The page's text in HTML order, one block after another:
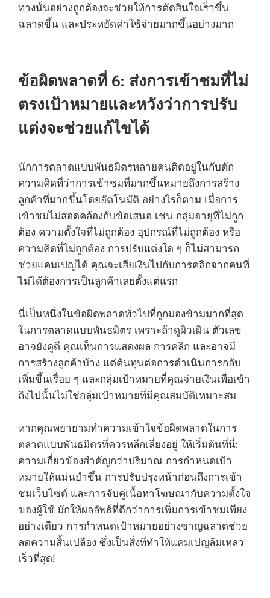
ทางนั้นอย่างถูกต้องจะช่วยให้การตัดสินใจเร็วขึ้น
ฉลาดขึ้น และประหยัดค่าใช้จ่ายมากขึ้นอย่างมาก
ข้อผิดพลาดที่ 6: ส่งการเข้าชมที่ไม่
ตรงเป้าหมายและหวังว่าการปรับ
แต่งจะช่วยแก้ไขได้
นักการตลาดแบบพันธมิตรหลายคนติดอยู่ในกับดัก
ความคิดที่ว่าการเข้าชมที่มากขึ้นหมายถึงการสร้าง
ลูกค้าที่มากขึ้นโดยอัตโนมัติ อย่างไรก็ตาม เมื่อการ
เข้าชมไม่สอดคล้องกับข้อเสนอ เช่น กลุ่มอายุที่ไม่ถูก
ต้อง ความตั้งใจที่ไม่ถูกต้อง อุปกรณ์ที่ไม่ถูกต้อง หรือ
ความคิดที่ไม่ถูกต้อง การปรับแต่งใด ๆ ก็ไม่สามารถ
ช่วยแคมเปญได้ คุณจะเสียเงินไปกับการคลิกจากคนที่
ไม่ได้ต้องการเป็นลูกค้าเลยตั้งแต่แรก
นี่เป็นหนึ่งในข้อผิดพลาดทั่วไปที่ถูกมองข้ามมากที่สุด
ในการตลาดแบบพันธมิตร เพราะถ้าดูผิวเผิน ตัวเลข
อาจยังดูดี คุณเห็นการแสดงผล การคลิก และอาจมี
การสร้างลูกค้าบ้าง แต่ต้นทุนต่อการดำเนินการกลับ
เพิ่มขึ้นเรื่อย ๆ และกลุ่มเป้าหมายที่คุณจ่ายเงินเพื่อเข้า
ถึงไปนั้นไม่ใช่กลุ่มเป้าหมายที่มีคุณสมบัติเหมาะสม
หากคุณพยายามทำความเข้าใจข้อผิดพลาดในการ
ตลาดแบบพันธมิตรที่ควรหลีกเลี่ยงอยู่ ให้เริ่มต้นที่นี่:
ความเกี่ยวข้องสำคัญกว่าปริมาณ การกำหนดเป้า
หมายให้แม่นยำขึ้น การปรับปรุงหน้าก่อนถึงการเข้า
ชมเว็บไซต์ และการจับคู่เนื้อหาโฆษณากับความตั้งใจ
ของผู้ใช้ มักให้ผลลัพธ์ที่ดีกว่าการเพิ่มการเข้าชมเพียง
อย่างเดียว การกำหนดเป้าหมายอย่างชาญฉลาดช่วย
ลดความสิ้นเปลือง ซึ่งเป็นสิ่งที่ทำให้แคมเปญล้มเหลว
เร็วที่สุด!